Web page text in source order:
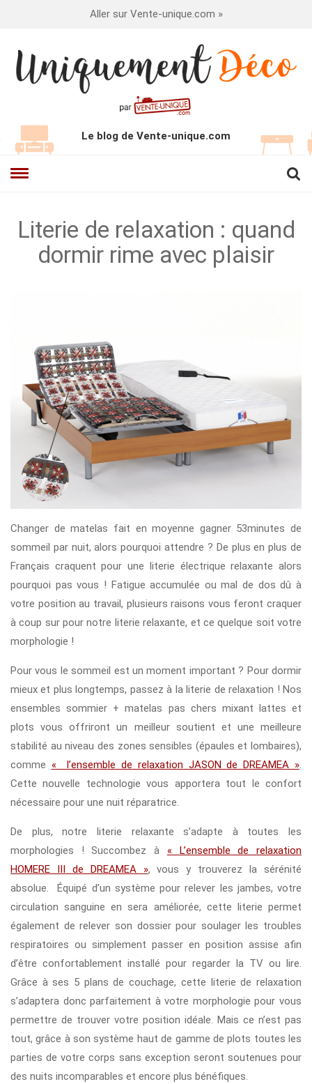
Aller sur Vente-unique.com »
Le blog de Vente-unique.com
Literie de relaxation : quand
dormir rime avec plaisir
Changer de matelas fait en moyenne gagner 53minutes de
sommeil par nuit, alors pourquoi attendre ? De plus en plus de
Français craquent pour une literie électrique relaxante alors
pourquoi pas vous ! Fatigue accumulée ou mal de dos dû à
votre position au travail, plusieurs raisons vous feront craquer
à coup sur pour notre literie relaxante, et ce quelque soit votre
morphologie !
Pour vous le sommeil est un moment important ? Pour dormir
mieux et plus longtemps, passez à la literie de relaxation ! Nos
ensembles sommier + matelas pas chers mixant lattes et
plots vous offriront un meilleur soutient et une meilleure
stabilité au niveau des zones sensibles (épaules et lombaires),
comme « l’ensemble de relaxation JASON de DREAMEA ».
Cette nouvelle technologie vous apportera tout le confort
nécessaire pour une nuit réparatrice.
De plus, notre literie relaxante s’adapte à toutes les
morphologies ! Succombez à « L’ensemble de relaxation
HOMERE III de DREAMEA », vous y trouverez la sérénité
absolue. Équipé d’un système pour relever les jambes, votre
circulation sanguine en sera améliorée, cette literie permet
également de relever son dossier pour soulager les troubles
respiratoires ou simplement passer en position assise afin
d’être confortablement installé pour regarder la TV ou lire.
Grâce à ses 5 plans de couchage, cette literie de relaxation
s’adaptera donc parfaitement à votre morphologie pour vous
permettre de trouver votre position idéale. Mais ce n’est pas
tout, grâce à son système haut de gamme de plots toutes les
parties de votre corps sans exception seront soutenues pour
des nuits incomparables et encore plus bénéfiques.